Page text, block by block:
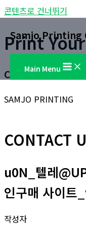
콘텐츠로 건너뛰기
Samjo Printing
Main Menu
Print
Customer
SAMJO PRINTING
CONTACT
u0N_텔레
인구매 사이트
작성자